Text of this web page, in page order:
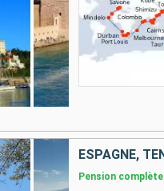
Pension complète